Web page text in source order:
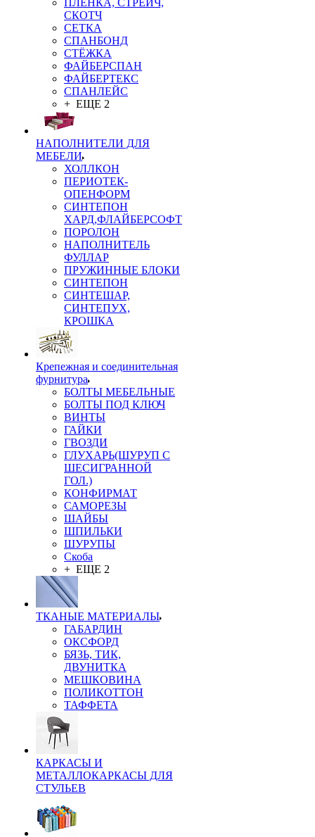
ПЛЁНКА, СТРЕЙЧ,
СКОТЧ
СЕТКА
СПАНБОНД
СТЁЖКА
ФАЙБЕРСПАН
ФАЙБЕРТЕКС
СПАНЛЕЙС
+ ЕЩЕ 2
НАПОЛНИТЕЛИ ДЛЯ
МЕБЕЛИ
ХОЛЛКОН
ПЕРИОТЕК-
ОПЕНФОРМ
СИНТЕПОН
ХАРД,ФЛАЙБЕРСОФТ
ПОРОЛОН
НАПОЛНИТЕЛЬ
ФУЛЛАР
ПРУЖИННЫЕ БЛОКИ
СИНТЕПОН
СИНТЕШАР,
СИНТЕПУХ,
КРОШКА
Крепежная и соединительная
фурнитура
БОЛТЫ МЕБЕЛЬНЫЕ
БОЛТЫ ПОД КЛЮЧ
ВИНТЫ
ГАЙКИ
ГВОЗДИ
ГЛУХАРЬ(ШУРУП С
ШЕСИГРАННОЙ
ГОЛ.)
КОНФИРМАТ
САМОРЕЗЫ
ШАЙБЫ
ШПИЛЬКИ
ШУРУПЫ
Скоба
+ ЕЩЕ 2
ТКАНЫЕ МАТЕРИАЛЫ
ГАБАРДИН
ОКСФОРД
БЯЗЬ, ТИК,
ДВУНИТКА
МЕШКОВИНА
ПОЛИКОТТОН
ТАФФЕТА
КАРКАСЫ И
МЕТАЛЛОКАРКАСЫ ДЛЯ
СТУЛЬЕВ